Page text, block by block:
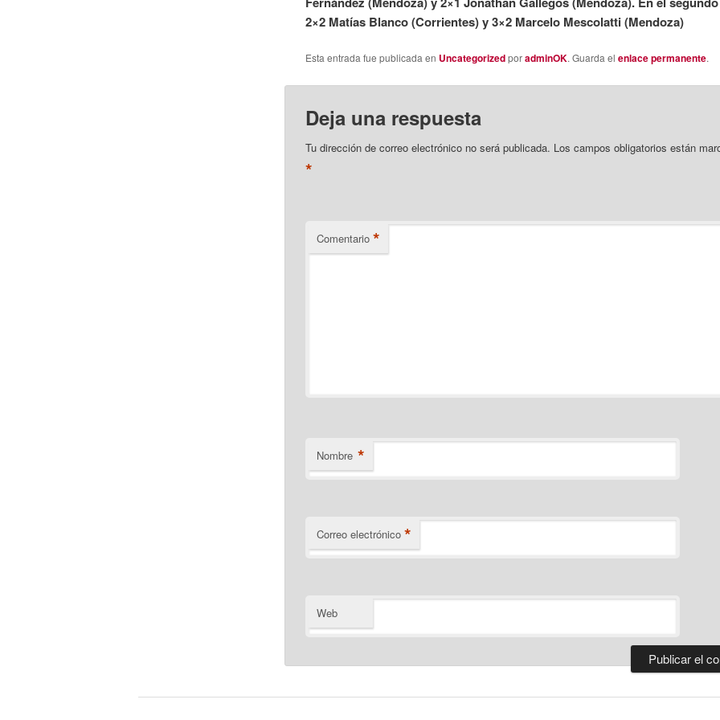
2×2 Matías Blanco (Corrientes) y 3×2 Marcelo Mescolatti (Mendoza)
Esta entrada fue publicada en UncategorizedporadminOK. Guarda el enlace permanente.
Deja una respuesta
Tu dirección de correo electrónico no será publicada. Los campos obligatorios están
*
Comentario *
Nombre *
Correo electrónico *
Web